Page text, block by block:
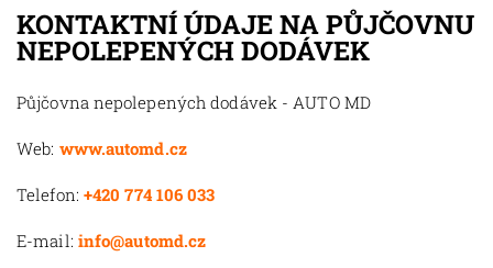
KONTAKTNÍ ÚDAJE NA PŮJČOVNU
NEPOLEPENÝCH DODÁVEK
Půjčovna nepolepených dodávek - AUTO MD
Web: www.automd.cz
Telefon: +420 774 106 033
E-mail: info@automd.cz